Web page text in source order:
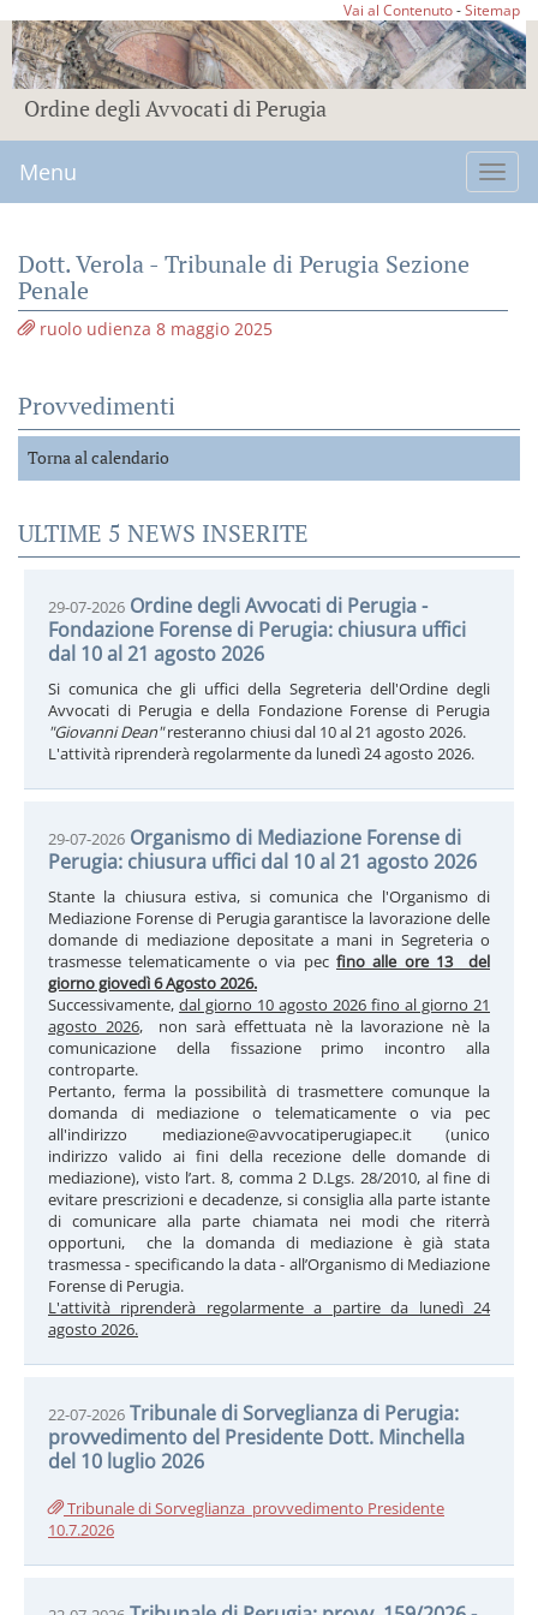
Vai al Contenuto-Sitemap
Ordine degli Avvocati di Perugia
Menu
Dott. Verola - Tribunale di Perugia Sezione
Penale
ruolo udienza 8 maggio 2025
Provvedimenti
Torna al calendario
ULTIME 5 NEWS INSERITE
29-07-2026 Ordine degli Avvocati di Perugia -
Fondazione Forense di Perugia: chiusura uffici
dal 10 al 21 agosto 2026
Si comunica che gli uffici della Segreteria dell'Ordine degli
Avvocati di Perugia e della Fondazione Forense di Perugia
"Giovanni Dean"resteranno chiusi dal 10 al 21 agosto 2026.
L'attività riprenderà regolarmente da lunedì 24 agosto 2026.
29-07-2026 Organismo di Mediazione Forense di
Perugia: chiusura uffici dal 10 al 21 agosto 2026
Stante la chiusura estiva, si comunica che l'Organismo di
Mediazione Forense di Perugia garantisce la lavorazione delle
domande di mediazione depositate a mani in Segreteria o
trasmesse telematicamente o via pec fino alle ore 13 del
giorno giovedì 6 Agosto 2026.
Successivamente, dal giorno 10 agosto 2026 fino al giorno 21
agosto 2026, non sarà effettuata nè la lavorazione nè la
comunicazione della fissazione primo incontro alla
controparte.
Pertanto, ferma la possibilità di trasmettere comunque la
domanda di mediazione o telematicamente o via pec
all'indirizzo mediazione@avvocatiperugiapec.it (unico
indirizzo valido ai fini della recezione delle domande di
mediazione), visto l’art. 8, comma 2 D.Lgs. 28/2010, al fine di
evitare prescrizioni e decadenze, si consiglia alla parte istante
di comunicare alla parte chiamata nei modi che riterrà
opportuni, che la domanda di mediazione è già stata
trasmessa - specificando la data - all’Organismo di Mediazione
Forense di Perugia.
L'attività riprenderà regolarmente a partire da lunedì 24
agosto 2026.
22-07-2026 Tribunale di Sorveglianza di Perugia:
provvedimento del Presidente Dott. Minchella
del 10 luglio 2026
Tribunale di Sorveglianza_provvedimento Presidente
10.7.2026